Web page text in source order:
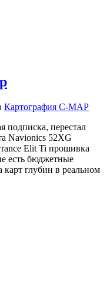
Картография C-MAP
подписка, перестал
Navionics 52XG
Elit Ti прошивка
есть бюджетные
глубин в реальном